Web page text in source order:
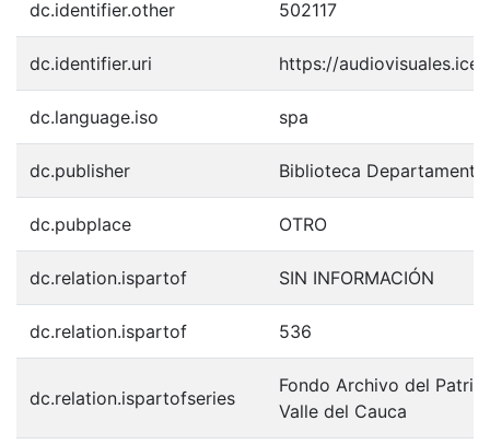
dc.identifier.other 502117
dc.identifier.uri https://
dc.language.iso spa
dc.publisher Biblioteca
dc.pubplace OTRO
dc.relation.ispartof SIN INFORMACIÓN
dc.relation.ispartof 536
dc.relation.ispartofseries
Fondo Archivo del
Valle del Cauca